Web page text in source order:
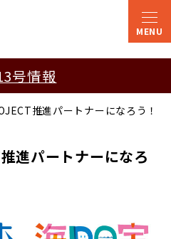
号情報
推進パートナーになろう！
進パートナーになろ